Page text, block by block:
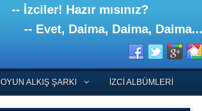
-- İzciler! Hazır mısınız?
-- Evet, Daima, Daima, Daima...
OYUN ALKIŞ ŞARKI İZCI ALBÜMLERI